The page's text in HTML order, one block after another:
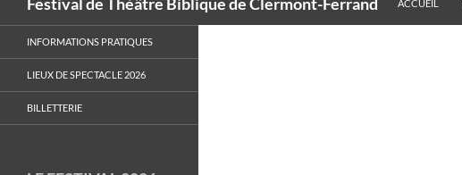
ACCUEIL
INFORMATIONS PRATIQUES
LIEUX DE SPECTACLE 2026
BILLETTERIE